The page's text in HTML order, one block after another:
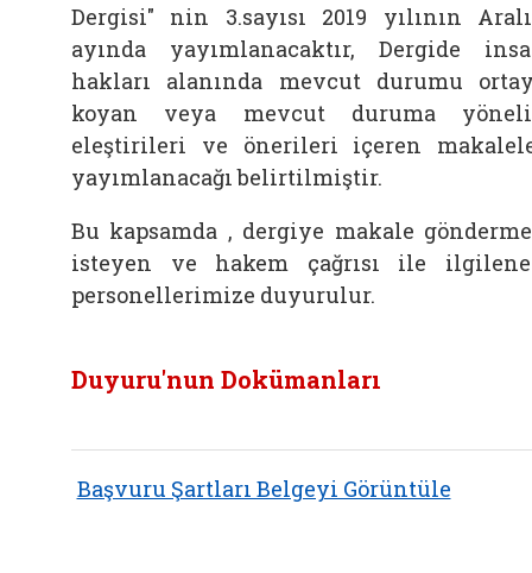
Dergisi" nin 3.sayısı 2019 yılının
ayında yayımlanacaktır, Dergide
hakları alanında mevcut durumu
koyan veya mevcut duruma
eleştirileri ve önerileri içeren
yayımlanacağı belirtilmiştir.
Bu kapsamda , dergiye makale
isteyen ve hakem çağrısı ile
personellerimize duyurulur.
Duyuru'nun Dokümanları
Başvuru Şartları Belgeyi Görüntüle